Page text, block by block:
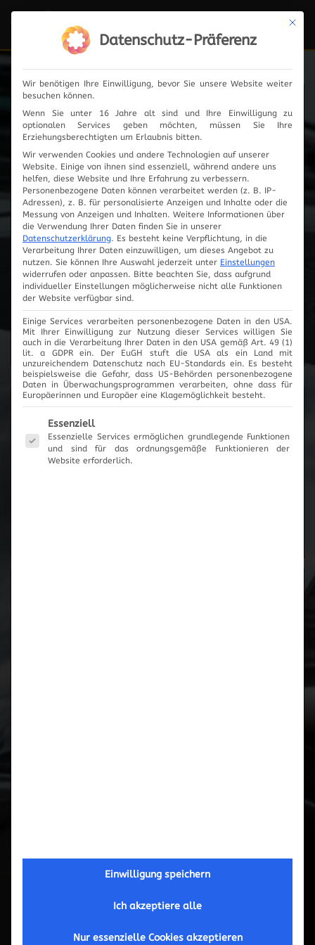
Fahrzeugauswahl
Innovationen
Cartronic Innovationen
Produktanfrage
Es wurden keine Artikel vorgemerkt
Mit
Datenschutz-Präferenz
Wir benötigen Ihre Einwilligung, bevor Sie unsere Website weiter
besuchen können.
Wenn Sie unter 16 Jahre alt sind und Ihre Einwilligung zu
optionalen Services geben möchten, müssen Sie Ihre
Erziehungsberechtigten um Erlaubnis bitten.
Wir verwenden Cookies und andere Technologien auf unserer
Website. Einige von ihnen sind essenziell, während andere uns
helfen, diese Website und Ihre Erfahrung zu verbessern.
Personenbezogene Daten können verarbeitet werden (z. B. IP-
Adressen), z. B. für personalisierte Anzeigen und Inhalte oder die
Messung von Anzeigen und Inhalten. Weitere Informationen über
die Verwendung Ihrer Daten finden Sie in unserer
Datenschutzerklärung. Es besteht keine Verpflichtung, in die
Verarbeitung Ihrer Daten einzuwilligen, um dieses Angebot zu
nutzen. Sie können Ihre Auswahl jederzeit unter Einstellungen
widerrufen oder anpassen. Bitte beachten Sie, dass aufgrund
individueller Einstellungen möglicherweise nicht alle Funktionen
der Website verfügbar sind.
Einige Services verarbeiten personenbezogene Daten in den USA.
Mit Ihrer Einwilligung zur Nutzung dieser Services willigen Sie
auch in die Verarbeitung Ihrer Daten in den USA gemäß Art. 49 (1)
lit. a GDPR ein. Der EuGH stuft die USA als ein Land mit
unzureichendem Datenschutz nach EU-Standards ein. Es besteht
beispielsweise die Gefahr, dass US-Behörden personenbezogene
Daten in Überwachungsprogrammen verarbeiten, ohne dass für
Europäerinnen und Europäer eine Klagemöglichkeit besteht.
Es folgt eine Liste der Service-Gruppen, für die eine
Essenziell
Essenzielle Services ermöglichen grundlegende Funktionen
und sind für das ordnungsgemäße Funktionieren der
Website erforderlich.
Einwilligung speichern
Ich akzeptiere alle
Nur essenzielle Cookies akzeptieren